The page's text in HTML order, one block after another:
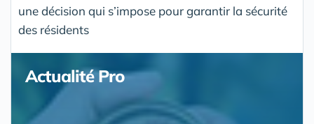
une décision qui s’impose pour garantir la sécurité
des résidents
Actualité Pro